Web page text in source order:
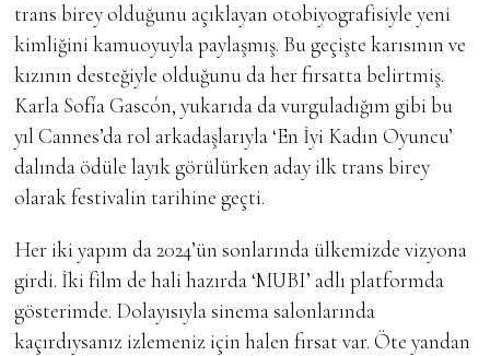
trans birey olduğunu açıklayan otobiyografisiyle yeni
kimliğini kamuoyuyla paylaşmış. Bu geçişte karısının ve
kızının desteğiyle olduğunu da her fırsatta belirtmiş.
Karla Sofía Gascón, yukarıda da vurguladığım gibi bu
yıl Cannes’da rol arkadaşlarıyla ‘En İyi Kadın Oyuncu’
dalında ödüle layık görülürken aday ilk trans birey
olarak festivalin tarihine geçti.
Her iki yapım da 2024’ün sonlarında ülkemizde vizyona
girdi. İki film de hali hazırda ‘MUBI’ adlı platformda
gösterimde. Dolayısıyla sinema salonlarında
kaçırdıysanız izlemeniz için halen fırsat var. Öte yandan